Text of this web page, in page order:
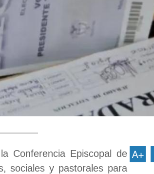
Conferencia Episcopal de
sociales y pastorales para